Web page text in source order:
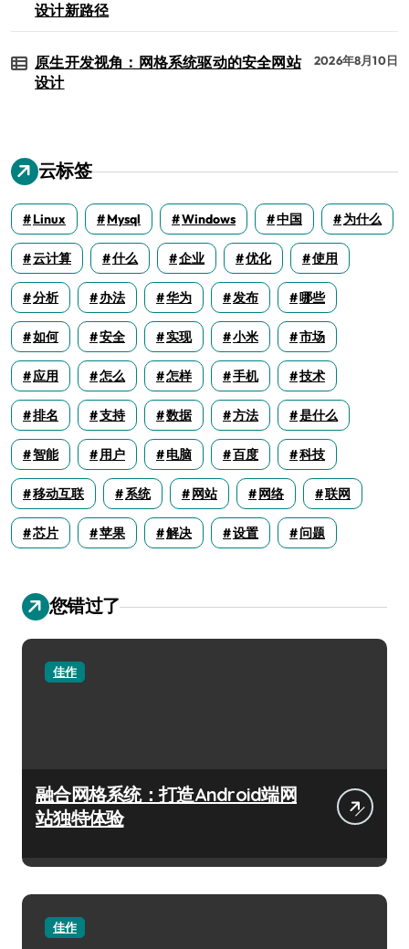
设计新路径
原生开发视角：网格系统驱动的安全网站
设计
2026年8月10日
云标签
Linux Mysql Windows 中国 为什么
云计算 什么 企业 优化 使用
分析 办法 华为 发布 哪些
如何 安全 实现 小米 市场
应用 怎么 怎样 手机 技术
排名 支持 数据 方法 是什么
智能 用户 电脑 百度 科技
移动互联 系统 网站 网络 联网
芯片 苹果 解决 设置 问题
您错过了
佳作
融合网格系统：打造Android端网
站独特体验
佳作